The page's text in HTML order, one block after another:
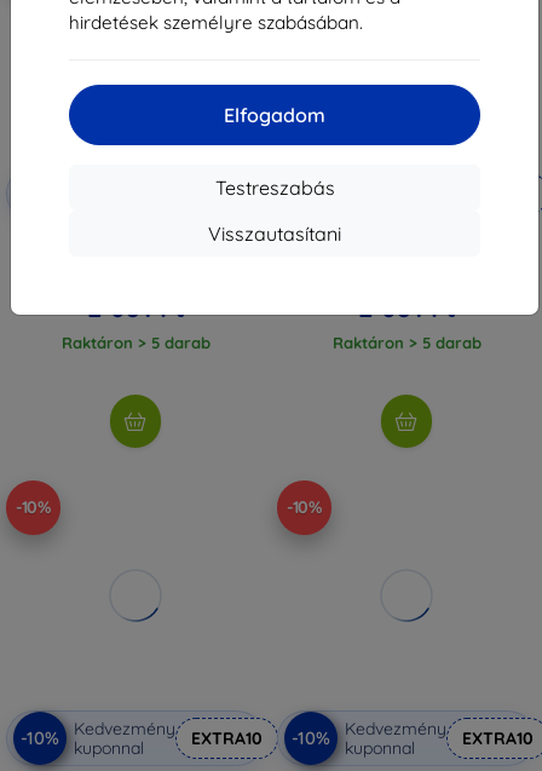
hirdetések személyre szabásában.
Elfogadom
Testreszabás
Visszautasítani
EXTRA10
Beline Candy sötétkék tok Oppo
2 601 Ft
Raktáron > 5 darab
-10%
Beline Candy piros tok Oppo
2 601 Ft
Raktáron > 5 darab
-10%
-10%
Kedvezmény
kuponnal
EXTRA10
-10%
-10%
Kedvezmény
kuponnal
EXTRA10